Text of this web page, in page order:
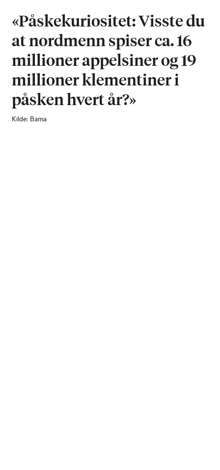
«Påskekuriositet: Visste du
at nordmenn spiser ca. 16
millioner appelsiner og 19
millioner klementiner i
påsken hvert år?»
Kilde: Bama